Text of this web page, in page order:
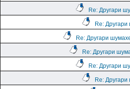
Re: Другари
Re:
Re: Другари
Re: Другари
Re: Другари
Re: